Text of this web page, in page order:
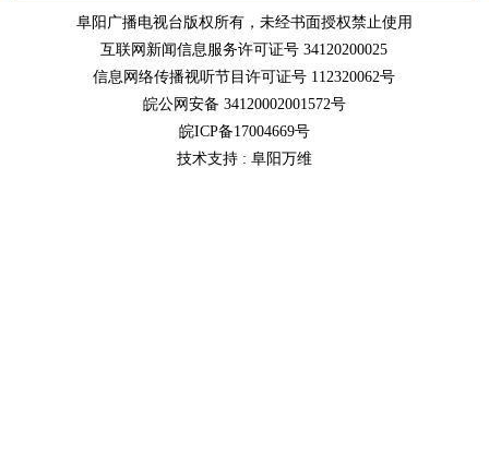
阜阳广播电视台版权所有，未经书面授权禁止使用
互联网新闻信息服务许可证号 34120200025
信息网络传播视听节目许可证号 112320062号
皖公网安备 34120002001572号
皖ICP备17004669号
技术支持 : 阜阳万维